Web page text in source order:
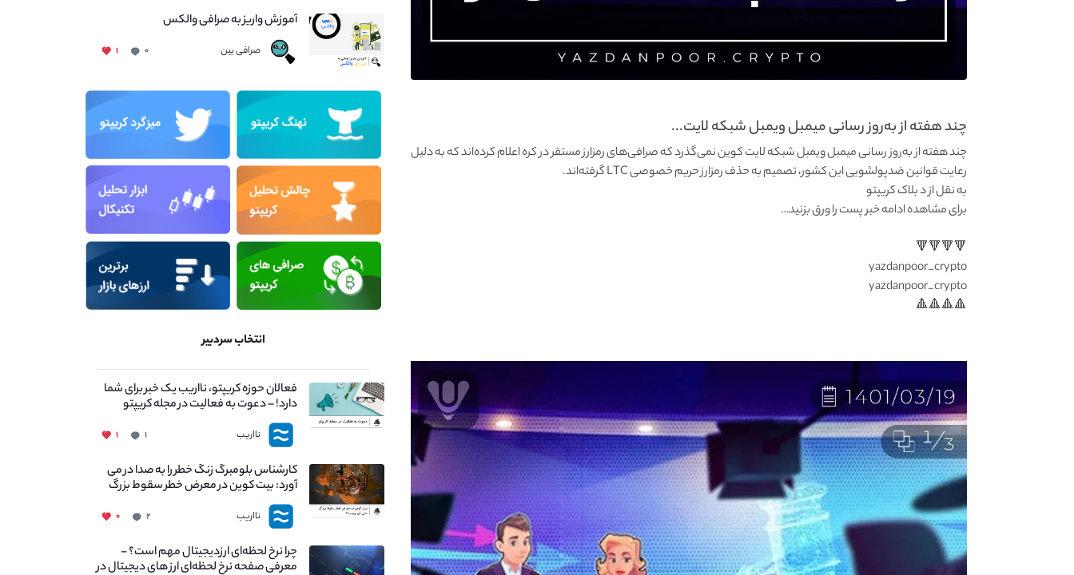
چند هفته از به‌روز رسانی میمبل ویمبل شبکه لایت...
چند هفته از به‌روز رسانی میمبل ویمبل شبکه لایت کوین نمی‌گذرد که صرافی‌های رمزارز مستقر در کره اعلام کرده‌اند که به دلیل
رعایت قوانین ضدپولشویی این کشور، تصمیم به حذف رمزارز حریم خصوصی LTC گرفته‌اند.
به نقل از د بلاک کریپتو
برای مشاهده ادامه خبر پست را ورق بزنید…
🔻🔻🔻🔻
yazdanpoor_crypto
yazdanpoor_crypto
🔺🔺🔺🔺
آموزش واریز به صرافی والکس
صرافی بین ۰ ۱
انتخاب سردبیر
فعالان حوزه کریپتو، نااریب یک خبر برای شما
دارد! – دعوت به فعالیت در مجله کریپتو
نااریب ۱ ۱
کارشناس بلومبرگ زنگ خطر را به صدا در می
آورد: بیت کوین در معرض خطر سقوط بزرگ
است - دلیل آن چیست؟
نااریب ۲ ۰
چرا نرخ لحظه‌ای ارزدیجیتال مهم است؟ -
معرفی صفحه نرخ لحظه‌ای ارز های دیجیتال در